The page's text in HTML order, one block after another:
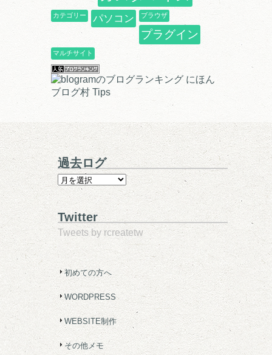
カテゴリー パソコン ブラウザ
プラグイン
マルチサイト
にほん
ブログ村 Tips
過去ログ
Twitter
Tweets by rcreatetw
初めての方へ
WORDPRESS
WEBSITE制作
その他メモ